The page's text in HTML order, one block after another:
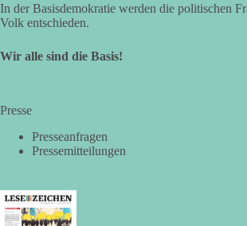
24 6 2 Auf
2 Tage(n) zuvor
Energiepolitik!
Nach Recherchen von Apollo News bereitet die
Strommangellage vor. Große
Ernstfall ihren Stromverbrauch reduzieren oder
In der Basisdemokratie werden die politischen
Volk entschieden.
Wir alle sind die Basis!
Presse
Presseanfragen
Pressemitteilungen